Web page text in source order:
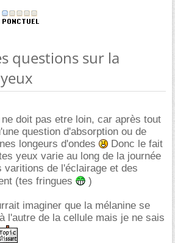
questions sur la
doit pas etre loin, car après tout
question d'absorption ou de
longeurs d'ondes
Donc le fait
yeux varie au long de la journée
varitions de l'éclairage et des
(tes fringues
)
imaginer que la mélanine se
l'autre de la cellule mais je ne sais